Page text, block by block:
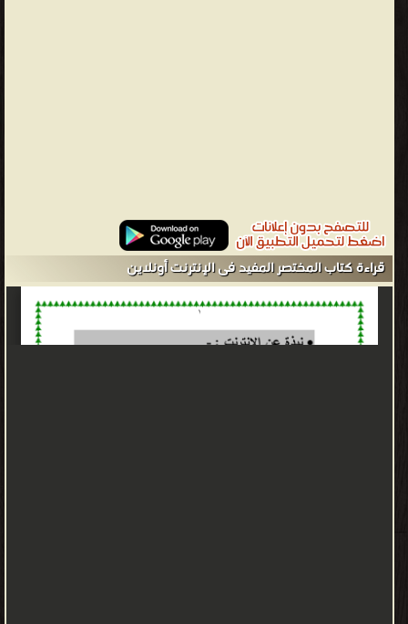
قراءة كتاب المختصر المفيد فى الإنترنت أونلاين